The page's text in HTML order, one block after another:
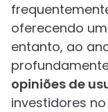
oferecendo
entanto, ao
opiniões de
investidores